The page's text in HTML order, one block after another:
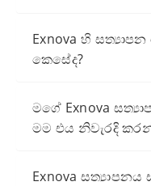
Exnova හි
කෙසේද?
මගේ Exnova
මම එය නිවැරදි
Exnova